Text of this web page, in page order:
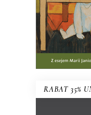
RABAT 35%